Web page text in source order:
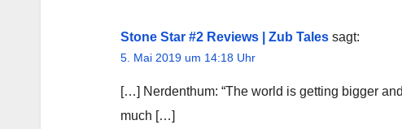
Stone Star #2 Reviews | Zub Tales sagt:
5. Mai 2019 um 14:18 Uhr
[…] Nerdenthum: “The world is getting bigger
much […]